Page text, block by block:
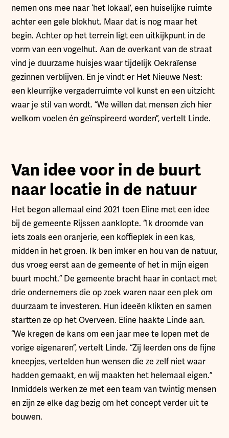
nemen ons mee naar ‘het lokaal’, een huiselijke ruimte
achter een gele blokhut. Maar dat is nog maar het
begin. Achter op het terrein ligt een uitkijkpunt in de
vorm van een vogelhut. Aan de overkant van de straat
vind je duurzame huisjes waar tijdelijk Oekraïense
gezinnen verblijven. En je vindt er Het Nieuwe Nest:
een kleurrijke vergaderruimte vol kunst en een uitzicht
waar je stil van wordt. “We willen dat mensen zich hier
welkom voelen én geïnspireerd worden”, vertelt Linde.
Van idee voor in de buurt
naar locatie in de natuur
Het begon allemaal eind 2021 toen Eline met een idee
bij de gemeente Rijssen aanklopte. “Ik droomde van
iets zoals een oranjerie, een koffieplek in een kas,
midden in het groen. Ik ben imker en hou van de natuur,
dus vroeg eerst aan de gemeente of het in mijn eigen
buurt mocht.” De gemeente bracht haar in contact met
drie ondernemers die op zoek waren naar een plek om
duurzaam te investeren. Hun ideeën klikten en samen
startten ze op het Overveen. Eline haakte Linde aan.
“We kregen de kans om een jaar mee te lopen met de
vorige eigenaren”, vertelt Linde. “Zij leerden ons de fijne
kneepjes, vertelden hun wensen die ze zelf niet waar
hadden gemaakt, en wij maakten het helemaal eigen.”
Inmiddels werken ze met een team van twintig mensen
en zijn ze elke dag bezig om het concept verder uit te
bouwen.